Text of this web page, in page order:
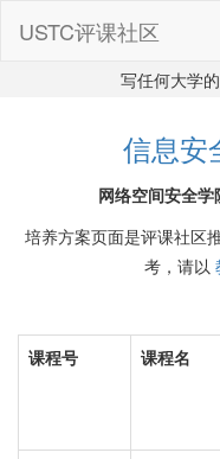
USTC评课社区
写任何大学
信息安
网络空间安全
培养方案页面是评课社区
考，请以
课程号 课程名